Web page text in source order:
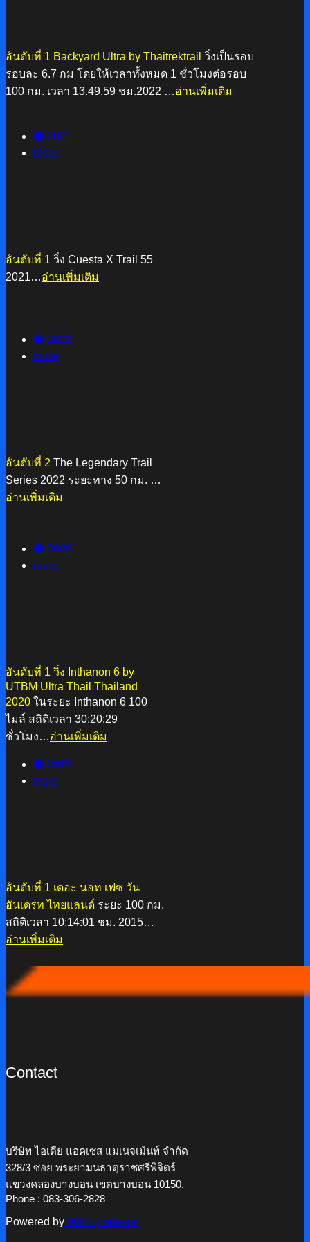
อันดับที่ 1 Backyard Ultra by Thaitrektrail วิ่งเป็นรอบ
รอบละ 6.7 กม โดยให้เวลาทั้งหมด 1 ชั่วโมงต่อรอบ
100 กม. เวลา 13.49.59 ชม.2022 …อ่านเพิ่มเติม
🟠 2021
more
อันดับที่ 1 วิ่ง Cuesta X Trail 55
2021…อ่านเพิ่มเติม
🟠 2022
more
อันดับที่ 2 The Legendary Trail
Series 2022 ระยะทาง 50 กม. …
อ่านเพิ่มเติม
🟠 2020
more
อันดับที่ 1 วิ่ง Inthanon 6 by
UTBM Ultra Thail Thailand
2020 ในระยะ Inthanon 6 100
ไมล์ สถิติเวลา 30:20:29
ชั่วโมง…อ่านเพิ่มเติม
🟠 2015
more
อันดับที่ 1 เดอะ นอท เฟซ วัน
ฮันเดรท ไทยแลนด์ ระยะ 100 กม.
สถิติเวลา 10:14:01 ชม. 2015…
อ่านเพิ่มเติม
Contact
บริษัท ไอเดีย แอคเซส แมเนจเม้นท์ จำกัด
328/3 ซอย พระยามนธาตุราชศรีพิจิตร์
แขวงคลองบางบอน เขตบางบอน 10150.
Phone : 083-306-2828
Powered by IAM Sportwear